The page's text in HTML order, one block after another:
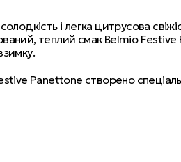
солодкість і легка цитрусова
теплий смак Belmio
Panettone створено